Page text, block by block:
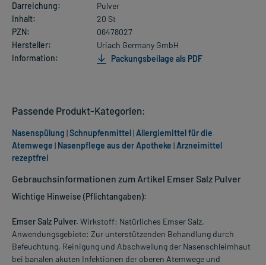
Darreichung:
Pulver
Inhalt:
20 St
PZN:
06478027
Hersteller:
Uriach Germany GmbH
Information:
Packungsbeilage als PDF
Gebrauchsinformationen zum Artikel Emser Salz Pulver
Wichtige Hinweise (Pflichtangaben):
Emser Salz Pulver. Wirkstoff: Natürliches Emser Salz.
Anwendungsgebiete: Zur unterstützenden Behandlung durch
Befeuchtung, Reinigung und Abschwellung der Nasenschleimhaut
bei banalen akuten Infektionen der oberen Atemwege und
Passende Produkt-Kategorien:
Nasenspülung |Schnupfenmittel|Allergiemittel für die
Atemwege | Nasenpflege aus der Apotheke |Arzneimittel
rezeptfrei